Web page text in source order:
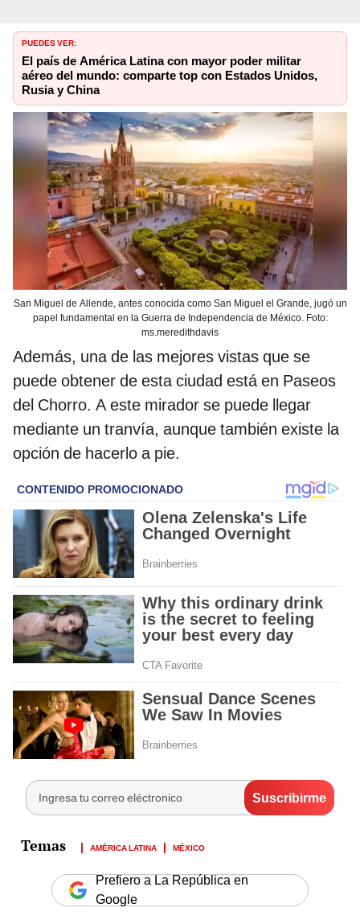
PUEDES VER:
El país de América Latina con mayor poder militar
aéreo del mundo: comparte top con Estados Unidos,
Rusia y China
San Miguel de Allende, antes conocida como San Miguel el Grande, jugó un
papel fundamental en la Guerra de Independencia de México. Foto:
ms.meredithdavis
Además, una de las mejores vistas que se
puede obtener de esta ciudad está en Paseos
del Chorro. A este mirador se puede llegar
mediante un tranvía, aunque también existe la
opción de hacerlo a pie.
AMÉRICA LATINA MÉXICO
Prefiero a La República en
Google